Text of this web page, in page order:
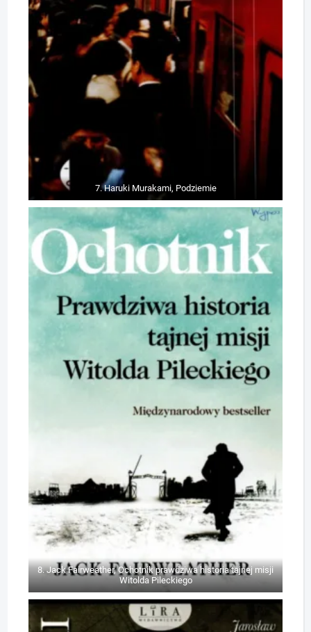
7. Haruki Murakami, Podziemie
8. Jack Fairweather, Ochotnik prawdziwa historia tajnej misji
Witolda Pileckiego